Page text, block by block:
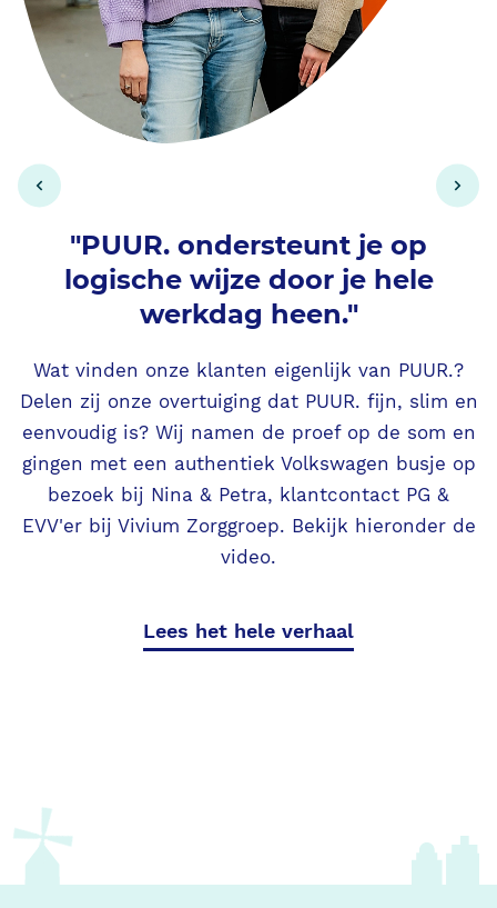
"PUUR. ondersteunt je op
logische wijze door je hele
werkdag heen."
Wat vinden onze klanten eigenlijk van PUUR.?
Delen zij onze overtuiging dat PUUR. fijn, slim en
eenvoudig is? Wij namen de proef op de som en
gingen met een authentiek Volkswagen busje op
bezoek bij Nina & Petra, klantcontact PG &
EVV'er bij Vivium Zorggroep. Bekijk hieronder de
video.
Lees het hele verhaal